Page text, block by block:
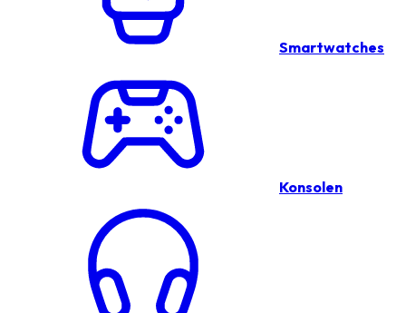
Smartwatches
Konsolen